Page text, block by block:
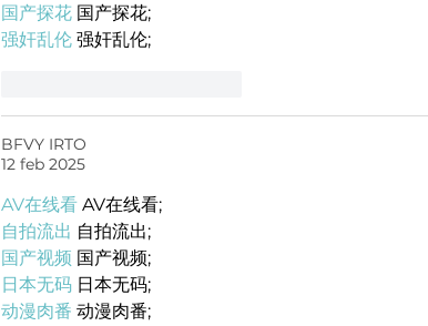
国产探花 国产探花;
强奸乱伦 强奸乱伦;
BFVY IRTO
12 feb 2025
AV在线看 AV在线看;
自拍流出 自拍流出;
国产视频 国产视频;
日本无码 日本无码;
动漫肉番 动漫肉番;